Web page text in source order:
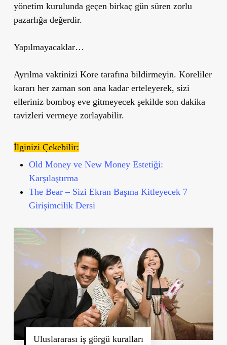
yönetim kurulunda geçen birkaç gün süren zorlu
pazarlığa değerdir.
Yapılmayacaklar…
Ayrılma vaktinizi Kore tarafına bildirmeyin. Koreliler
kararı her zaman son ana kadar erteleyerek, sizi
elleriniz bomboş eve gitmeyecek şekilde son dakika
tavizleri vermeye zorlayabilir.
İlginizi Çekebilir:
Old Money ve New Money Estetiği:
Karşılaştırma
The Bear – Sizi Ekran Başına Kitleyecek 7
Girişimcilik Dersi
Uluslararası iş görgü kuralları